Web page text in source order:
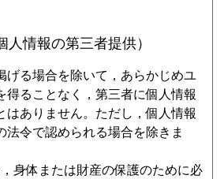
人情報の第三者提供）
げる場合を除いて，あらかじめユ
得ることなく，第三者に個人情報
はありません。ただし，個人情報
法令で認められる場合を除きま
身体または財産の保護のために必